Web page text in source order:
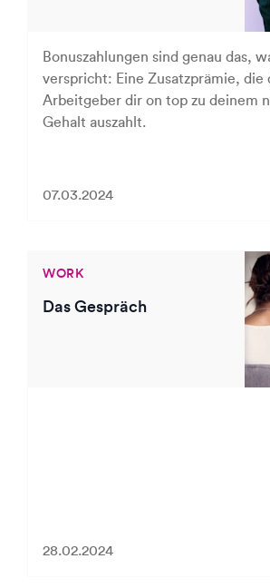
Bonuszahlungen sind genau das,
verspricht: Eine Zusatzprämie, die
Arbeitgeber dir on top zu deinem
Gehalt auszahlt.
07.03.2024
WORK
Das Gespräch
28.02.2024